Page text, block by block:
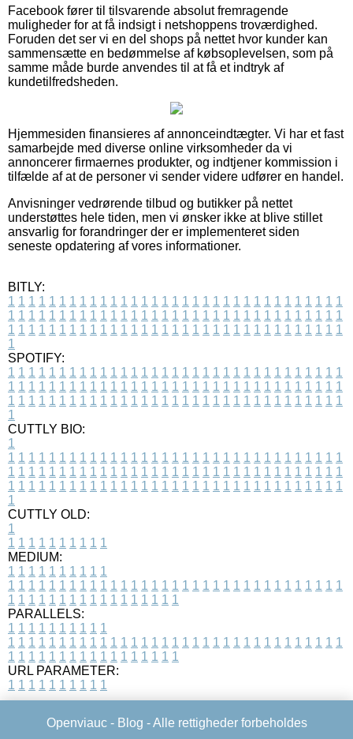
Facebook fører til tilsvarende absolut fremragende
muligheder for at få indsigt i netshoppens troværdighed.
Foruden det ser vi en del shops på nettet hvor kunder kan
sammensætte en bedømmelse af købsoplevelsen, som på
samme måde burde anvendes til at få et indtryk af
kundetilfredsheden.
Hjemmesiden finansieres af annonceindtægter. Vi har et fast
samarbejde med diverse online virksomheder da vi
annoncerer firmaernes produkter, og indtjener kommission i
tilfælde af at de personer vi sender videre udfører en handel.
Anvisninger vedrørende tilbud og butikker på nettet
understøttes hele tiden, men vi ønsker ikke at blive stillet
ansvarlig for forandringer der er implementeret siden
seneste opdatering af vores informationer.
BITLY:
1 1 1 1 1 1 1 1 1 1 1 1 1 1 1 1 1 1 1 1 1 1 1 1 1 1 1 1 1 1 1 1 1
1 1 1 1 1 1 1 1 1 1 1 1 1 1 1 1 1 1 1 1 1 1 1 1 1 1 1 1 1 1 1 1 1
1 1 1 1 1 1 1 1 1 1 1 1 1 1 1 1 1 1 1 1 1 1 1 1 1 1 1 1 1 1 1 1 1
1
SPOTIFY:
1 1 1 1 1 1 1 1 1 1 1 1 1 1 1 1 1 1 1 1 1 1 1 1 1 1 1 1 1 1 1 1 1
1 1 1 1 1 1 1 1 1 1 1 1 1 1 1 1 1 1 1 1 1 1 1 1 1 1 1 1 1 1 1 1 1
1 1 1 1 1 1 1 1 1 1 1 1 1 1 1 1 1 1 1 1 1 1 1 1 1 1 1 1 1 1 1 1 1
1
CUTTLY BIO:
1
1 1 1 1 1 1 1 1 1 1 1 1 1 1 1 1 1 1 1 1 1 1 1 1 1 1 1 1 1 1 1 1 1
1 1 1 1 1 1 1 1 1 1 1 1 1 1 1 1 1 1 1 1 1 1 1 1 1 1 1 1 1 1 1 1 1
1 1 1 1 1 1 1 1 1 1 1 1 1 1 1 1 1 1 1 1 1 1 1 1 1 1 1 1 1 1 1 1 1
1
CUTTLY OLD:
1
1 1 1 1 1 1 1 1 1 1
MEDIUM:
1 1 1 1 1 1 1 1 1 1
1 1 1 1 1 1 1 1 1 1 1 1 1 1 1 1 1 1 1 1 1 1 1 1 1 1 1 1 1 1 1 1 1
1 1 1 1 1 1 1 1 1 1 1 1 1 1 1 1 1
PARALLELS:
1 1 1 1 1 1 1 1 1 1
1 1 1 1 1 1 1 1 1 1 1 1 1 1 1 1 1 1 1 1 1 1 1 1 1 1 1 1 1 1 1 1 1
1 1 1 1 1 1 1 1 1 1 1 1 1 1 1 1 1
URL PARAMETER:
1 1 1 1 1 1 1 1 1 1
Openviauc - Blog - Alle rettigheder forbeholdes